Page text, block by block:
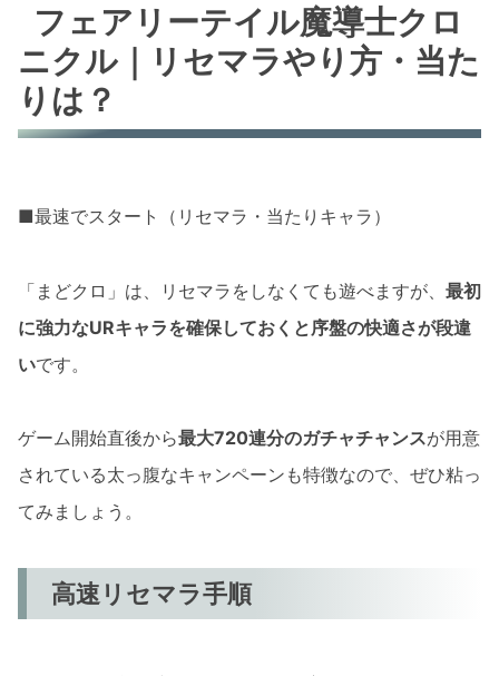
フェアリーテイル魔導士クロ
ニクル｜リセマラやり方・当た
りは？
■最速でスタート（リセマラ・当たりキャラ）
「まどクロ」は、リセマラをしなくても遊べますが、 最初
に強力なURキャラを確保しておくと序盤の快適さが段違
いです。
ゲーム開始直後から最大720連分のガチャチャンスが用意
されている太っ腹なキャンペーンも特徴なので、ぜひ粘っ
てみましょう。
高速リセマラ手順